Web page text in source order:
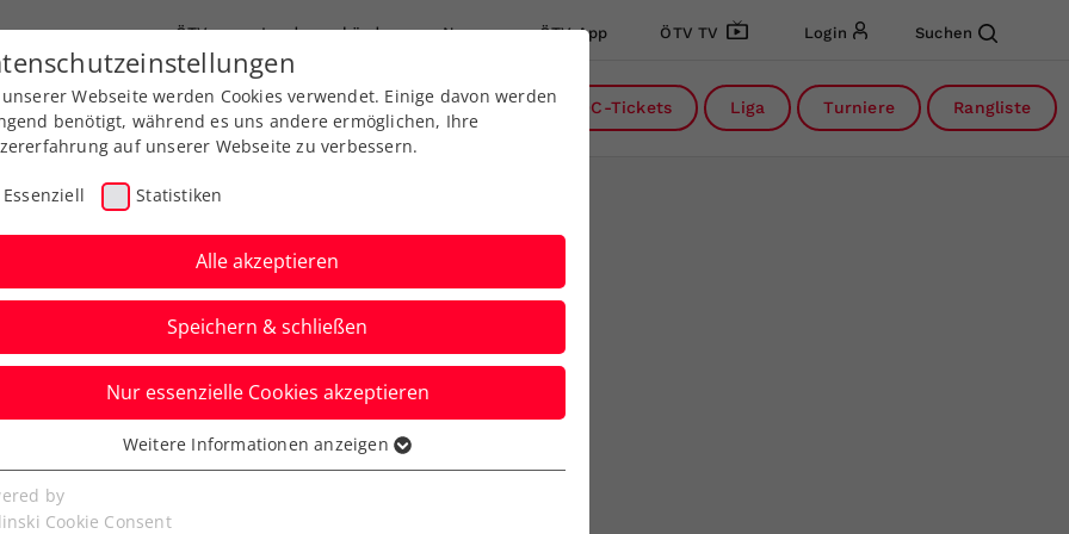
ÖTV Landesverbände News ÖTV App ÖTV TV Login Suchen
Ausbildung Services Über uns FAQ DC-Tickets Liga Turniere Rangliste
Triumph für
Gymnasium
Webseite werden Cookies verwendet. Einige davon werden
benötigt, während es uns andere ermöglichen, Ihre
auf unserer Webseite zu verbessern.
Essenziell Statistiken
Alle akzeptieren
Speichern & schließen
Nur essenzielle Cookies akzeptieren
Cookies werden für grundlegende Funktionen der
benötigt. Dadurch ist gewährleistet, dass die Webseite
Weitere Informationen anzeigen
by
Cookie Consent